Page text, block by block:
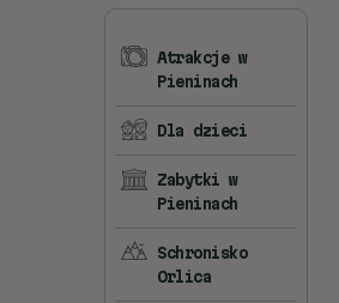
Atrakcje w
Pieninach
Dla dzieci
Zabytki w
Pieninach
Schronisko
Orlica